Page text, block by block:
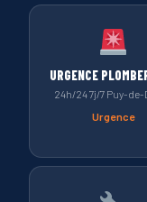
URGENCE
24h/24 7j/7 Puy-
Urgence